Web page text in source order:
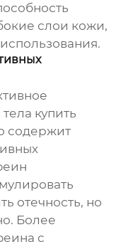
слои кожи,
купить
содержит
отечность, но
Более
с